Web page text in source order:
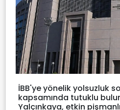
İBB'ye yönelik yolsuzluk
kapsamında tutuklu
Yalçınkaya, etkin